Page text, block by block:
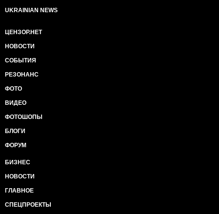
UKRAINIAN NEWS
ЦЕНЗОР.НЕТ
НОВОСТИ
СОБЫТИЯ
РЕЗОНАНС
ФОТО
ВИДЕО
ФОТОШОПЫ
БЛОГИ
ФОРУМ
БИЗНЕС
НОВОСТИ
ГЛАВНОЕ
СПЕЦПРОЕКТЫ